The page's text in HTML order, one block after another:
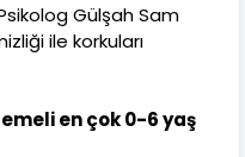
Gülşah Sam
ile korkuları
en çok 0-6 yaş